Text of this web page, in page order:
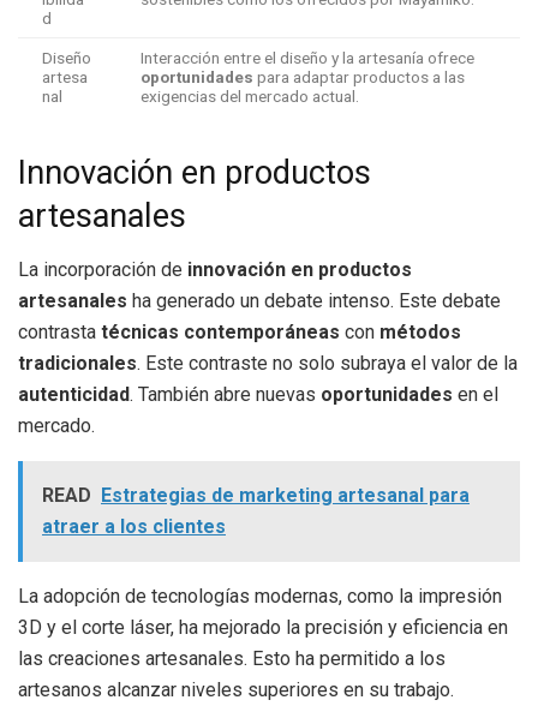
d
Diseño
artesa
nal
Interacción entre el diseño y la artesanía ofrece
oportunidades para adaptar productos a las
exigencias del mercado actual.
Innovación en productos
artesanales
La incorporación de innovación en productos
artesanales ha generado un debate intenso. Este debate
contrasta técnicas contemporáneas con métodos
tradicionales. Este contraste no solo subraya el valor de la
autenticidad. También abre nuevas oportunidades en el
mercado.
READ Estrategias de marketing artesanal para
atraer a los clientes
La adopción de tecnologías modernas, como la impresión
3D y el corte láser, ha mejorado la precisión y eficiencia en
las creaciones artesanales. Esto ha permitido a los
artesanos alcanzar niveles superiores en su trabajo.